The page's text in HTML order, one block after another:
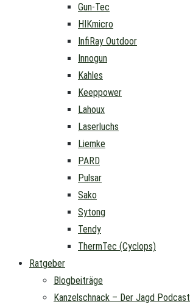
Gun-Tec
HIKmicro
InfiRay Outdoor
Innogun
Kahles
Keeppower
Lahoux
Laserluchs
Liemke
PARD
Pulsar
Sako
Sytong
Tendy
ThermTec (Cyclops)
Ratgeber
Blogbeiträge
Kanzelschnack – Der Jagd Podcast